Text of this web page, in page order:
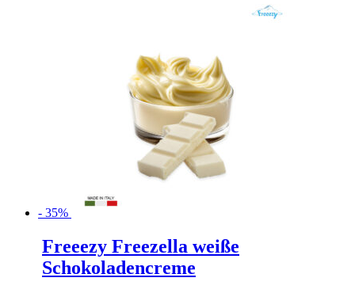
- 35%
Freeezy Freezella weiße
Schokoladencreme